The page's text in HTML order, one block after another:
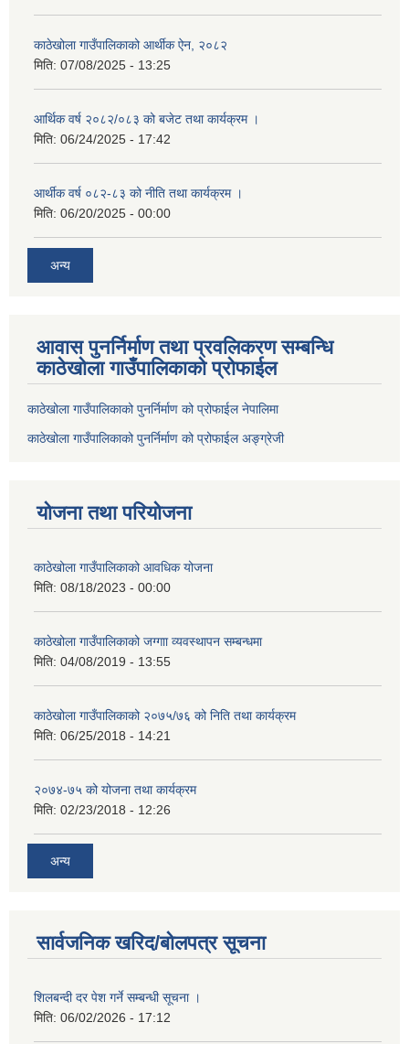
काठेखोला गाउँपालिकाको आर्थीक ऐन, २०८२
मिति: 07/08/2025 - 13:25
आर्थिक वर्ष २०८२/०८३ को बजेट तथा कार्यक्रम ।
मिति: 06/24/2025 - 17:42
आर्थीक वर्ष ०८२-८३ को नीति तथा कार्यक्रम ।
मिति: 06/20/2025 - 00:00
अन्य
आवास पुनर्निर्माण तथा प्रवलिकरण सम्बन्धि
काठेखोला गाउँपालिकाको प्रोफाईल
काठेखोला गाउँपालिकाको पुनर्निर्माण को प्रोफाईल नेपालिमा
काठेखोला गाउँपालिकाको पुनर्निर्माण को प्रोफाईल अङ्ग्रेजी
योजना तथा परियोजना
काठेखोला गाउँपालिकाको आवधिक योजना
मिति: 08/18/2023 - 00:00
काठेखोला गाउँपालिकाको जग्गाा व्यवस्थापन सम्बन्धमा
मिति: 04/08/2019 - 13:55
काठेखोला गाउँपालिकाको २०७५/७६ को निति तथा कार्यक्रम
मिति: 06/25/2018 - 14:21
२०७४-७५ को योजना तथा कार्यक्रम
मिति: 02/23/2018 - 12:26
अन्य
सार्वजनिक खरिद/बोलपत्र सूचना
शिलबन्दी दर पेश गर्ने सम्बन्धी सूचना ।
मिति: 06/02/2026 - 17:12